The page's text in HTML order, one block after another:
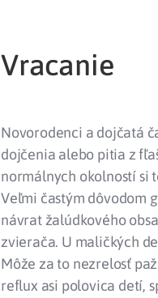
Vracanie
Novorodenci a dojčatá
dojčenia alebo pitia z
normálnych okolností si
Veľmi častým dôvodom
návrat žalúdkového
zvierača. U maličkých
Môže za to nezrelosť
reflux asi polovica detí,